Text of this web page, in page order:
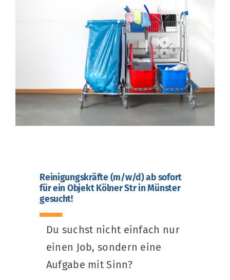
Reinigungskräfte (m/w/d) ab sofort
für ein Objekt Kölner Str in Münster
gesucht!
Du suchst nicht einfach nur
einen Job, sondern eine
Aufgabe mit Sinn?